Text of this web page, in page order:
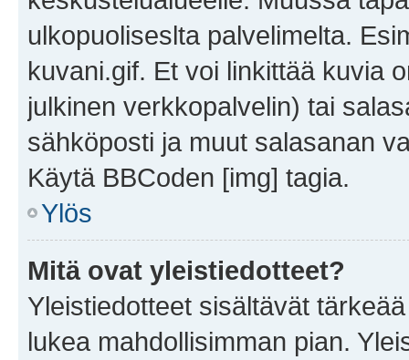
ulkopuoliseslta palvelimelta.
kuvani.gif. Et voi linkittää kuvia
julkinen verkkopalvelin) tai
sähköposti ja muut salasanan
Käytä BBCoden [img] tagia.
Ylös
Mitä ovat yleistiedotteet?
Yleistiedotteet sisältävät
lukea mahdollisimman pian.